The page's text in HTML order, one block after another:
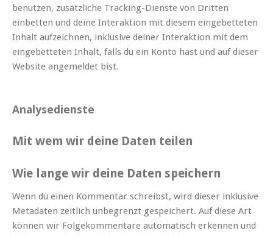
benutzen, zusätzliche Tracking-Dienste von Dritten
einbetten und deine Interaktion mit diesem eingebetteten
Inhalt aufzeichnen, inklusive deiner Interaktion mit dem
eingebetteten Inhalt, falls du ein Konto hast und auf dieser
Website angemeldet bist.
Analysedienste
Mit wem wir deine Daten teilen
Wie lange wir deine Daten speichern
Wenn du einen Kommentar schreibst, wird dieser inklusive
Metadaten zeitlich unbegrenzt gespeichert. Auf diese Art
können wir Folgekommentare automatisch erkennen und